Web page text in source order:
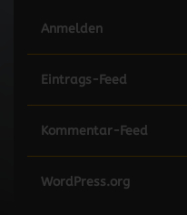
Anmelden
Eintrags-Feed
Kommentar-Feed
WordPress.org